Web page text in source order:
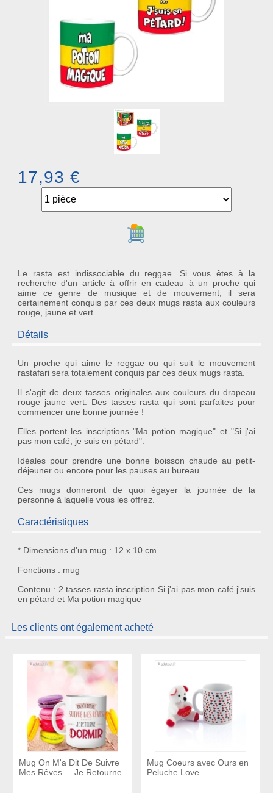
17,93 €
Ajouter au panier
Le rasta est indissociable du reggae. Si vous êtes à la
recherche d'un article à offrir en cadeau à un proche qui
aime ce genre de musique et de mouvement, il sera
certainement conquis par ces deux mugs rasta aux couleurs
rouge, jaune et vert.
Détails
Un proche qui aime le reggae ou qui suit le mouvement
rastafarisera totalement conquis par ces deux mugs rasta
Il s'agit dedeux tasses originalesaux couleurs du drapeau
rouge jaune vert. Des tasses rasta qui sont parfaites pour
commencer une bonne journée !
Elles portent les inscriptions "Ma potion magique" et "Si j'ai
pas mon café, je suis en pétard".
Idéales pour prendre une bonne boisson chaude au petit-
déjeuner ou encore pour les pauses au bureau.
Ces mugs donneront de quoi égayer la journée de la
personne à laquelle vous les offrez.
Caractéristiques
* Dimensions d'un mug : 12 x 10 cm
Fonctions : mug
Contenu : 2 tasses rasta inscription Si j'ai pas mon café j'suis
en pétard et Ma potion magique
Les clients ont également acheté
Mug On M'a Dit De Suivre
Mes Rêves ... Je Retourne
Mug Coeurs avec Ours en
Peluche Love